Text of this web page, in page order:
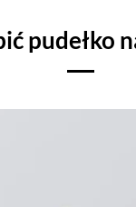
pudełko